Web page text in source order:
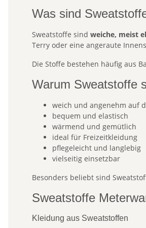
Was sind
Sweatstoffe sind weiche, meist
Terry oder eine angeraute
Die Stoffe bestehen häufig aus
Warum Sweatstoffe
weich und angenehm auf
bequem und elastisch
wärmend und gemütlich
ideal für Freizeitkleidung
pflegeleicht und langlebig
vielseitig einsetzbar
Besonders beliebt sind
Sweatstoffe
Kleidung aus Sweatstoffen